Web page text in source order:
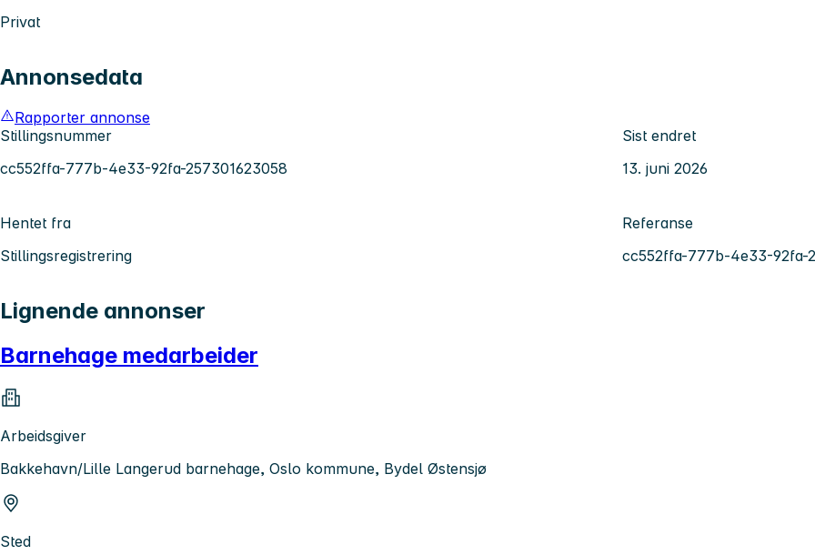
Privat
Annonsedata
Rapporter annonse
Stillingsnummer
cc552ffa-777b-4e33-92fa-257301623058
Sist endret
13. juni 2026
Hentet fra
Stillingsregistrering
Referanse
cc552ffa-777b-4e33-92fa-
Lignende annonser
Barnehage medarbeider
Arbeidsgiver
Bakkehavn/Lille Langerud barnehage, Oslo kommune, Bydel Østensjø
Sted